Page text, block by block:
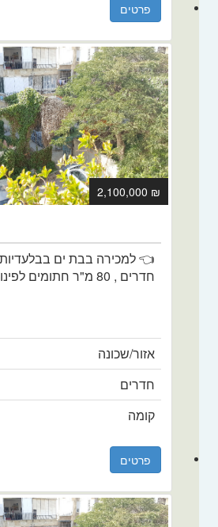
פרטים
₪ 2,100,000
חדרים , 80 מ"ר חתומים לפינוי בינוי , 👌 ...
אזור/שכונה
חדרים
קומה
פרטים